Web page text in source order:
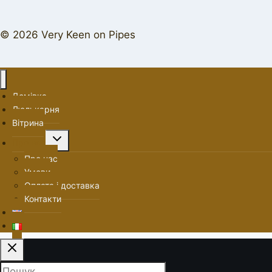
© 2026 Very Keen on Pipes
Домівка
Люлькарня
Вітрина
Перемкнути
меню
нащадка
Про нас
Умови
Оплата і доставка
Контакти
Пошук: